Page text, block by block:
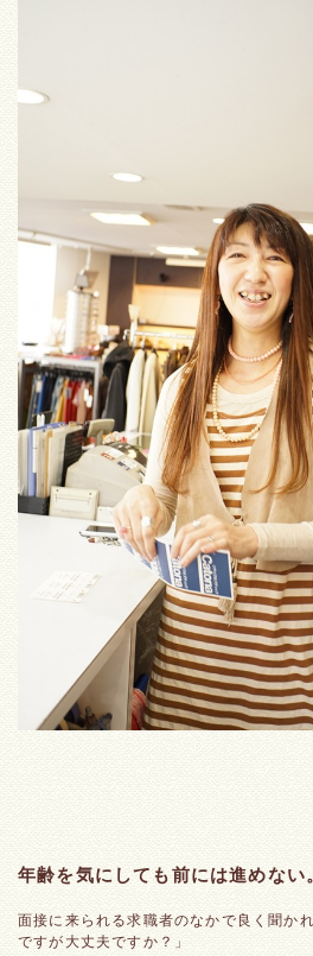
年齢を気にしても前には進めない
面接に来られる求職者のなかで良く聞か
ですが大丈夫ですか？」